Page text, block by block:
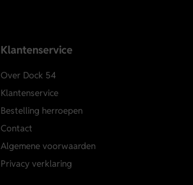
Klantenservice
Over Dock 54
Klantenservice
Bestelling herroepen
Contact
Algemene voorwaarden
Privacy verklaring